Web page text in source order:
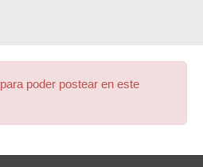
para poder postear en este